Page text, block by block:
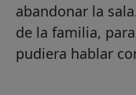
abandonar la
de la familia,
pudiera hablar